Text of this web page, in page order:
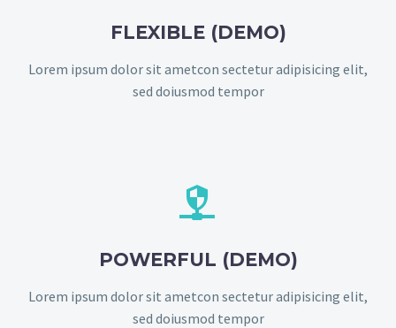
FLEXIBLE (DEMO)
Lorem ipsum dolor sit ametcon sectetur adipisicing elit,
sed doiusmod tempor


POWERFUL (DEMO)
Lorem ipsum dolor sit ametcon sectetur adipisicing elit,
sed doiusmod tempor